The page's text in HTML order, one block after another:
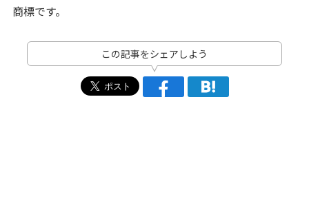
商標です。
この記事をシェアしよう